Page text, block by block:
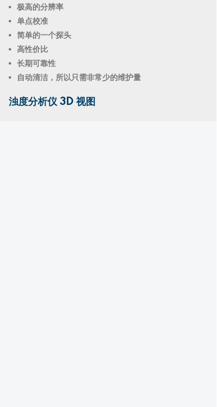
极高的分辨率
单点校准
简单的一个探头
高性价比
长期可靠性
自动清洁，所以只需非常少的维护量
浊度分析仪 3D 视图